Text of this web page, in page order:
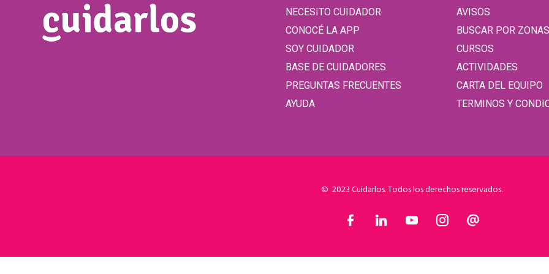
NECESITO CUIDADOR
CONOCÉ LA APP
SOY CUIDADOR
BASE DE CUIDADORES
PREGUNTAS FRECUENTES
AYUDA
AVISOS
BUSCAR POR ZONAS
CURSOS
ACTIVIDADES
CARTA DEL EQUIPO
TERMINOS Y
© 2023 Cuidarlos. Todos los derechos reservados.